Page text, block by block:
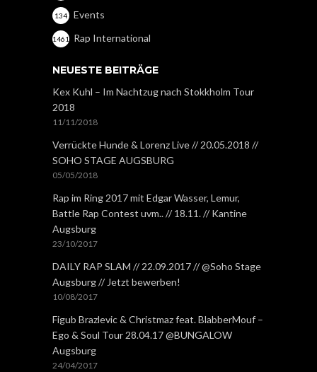
Events
134
Rap International
1461
NEUESTE BEITRÄGE
Kex Kuhl – Im Nachtzug nach Stokkholm Tour
2018
11/11/2018
Verrückte Hunde & Lorenz Live // 20.05.2018 //
SOHO STAGE AUGSBURG
05/05/2018
Rap im Ring 2017 mit Edgar Wasser, Lemur,
Battle Rap Contest uvm.. // 18.11. // Kantine
Augsburg
23/10/2017
DAILY RAP SLAM // 22.09.2017 // @Soho Stage
Augsburg // Jetzt bewerben!
10/08/2017
Figub Brazlevic & Christmaz feat. BlabberMouf –
Ego & Soul Tour 28.04.17 @BUNGALOW
Augsburg
24/04/2017